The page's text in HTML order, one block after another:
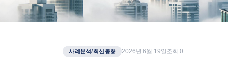
고객후기
사례분석/최신동향 2026년 6월 19일 조회 0